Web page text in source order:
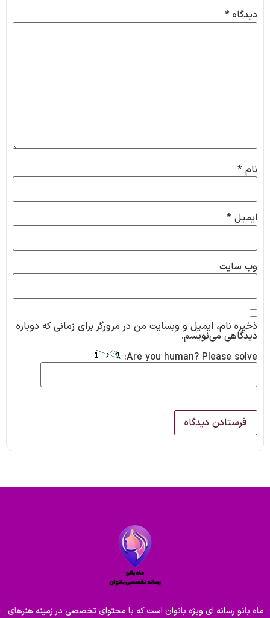
دیدگاه *
نام *
ایمیل *
وب‌ سایت
ذخیره نام، ایمیل و وبسایت من در مرورگر برای زمانی که دوباره
دیدگاهی می‌نویسم.
Are you human? Please solve:
ماه بانو رسانه ای ویژه بانوان است که با محتوای تخصصی در زمینه هنرهای